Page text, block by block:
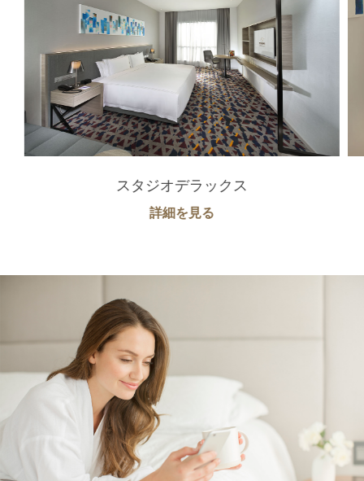
スタジオデラックス
詳細を見る